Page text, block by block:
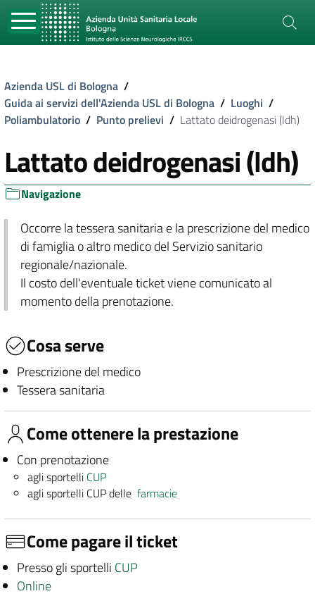
Azienda USL di Bologna /
Guida ai servizi dell'Azienda USL di Bologna / Luoghi /
Poliambulatorio / Punto prelievi / Lattato deidrogenasi (ldh)
Lattato deidrogenasi (ldh)
Navigazione
Occorre la tessera sanitaria e la prescrizione del medico
di famiglia o altro medico del Servizio sanitario
regionale/nazionale.
Il costo dell'eventuale ticket viene comunicato al
momento della prenotazione.
Cosa serve
Prescrizione del medico
Tessera sanitaria
Come ottenere la prestazione
Con prenotazione
agli sportelli CUP
agli sportelli CUP dellefarmacie
Come pagare il ticket
Presso gli sportelli CUP
Online